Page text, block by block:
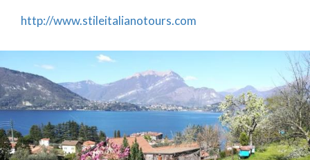
http://www.stileitalianotours.com